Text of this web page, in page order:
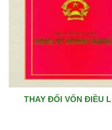
THAY ĐỔI VỐN ĐIỀU